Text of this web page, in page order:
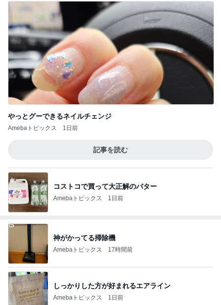
やっとグーできるネイルチェンジ
Amebaトピックス 1日前
記事を読む
コストコで買って大正解のバター
Amebaトピックス 1日前
神がかってる掃除機
Amebaトピックス 17時間前
しっかりした方が好まれるエアライン
Amebaトピックス 1日前